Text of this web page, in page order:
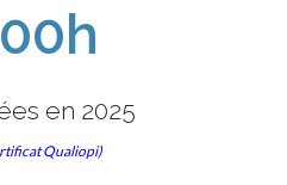
en 2025
Qualiopi)